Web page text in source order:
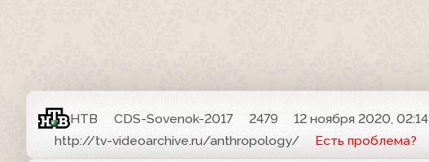
НТВ CDS-Sovenok-2017 2479
12 ноября 2020, 02:14
http://tv-videoarchive.ru/anthropology/
Есть проблема?